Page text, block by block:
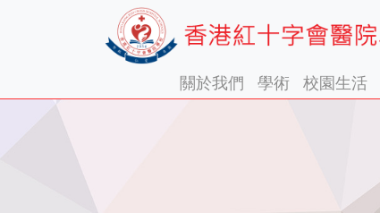
關於我們 學術 校園生活